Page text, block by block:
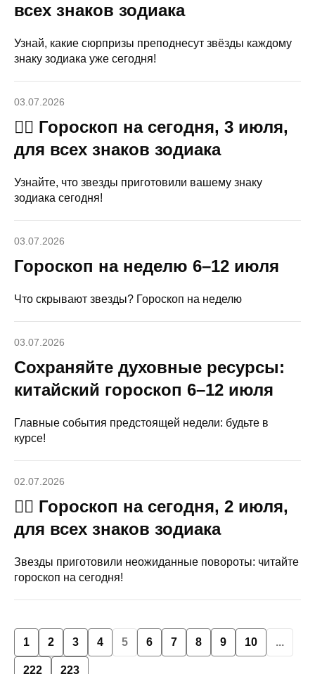
всех знаков зодиака
Узнай, какие сюрпризы преподнесут звёзды каждому
знаку зодиака уже сегодня!
03.07.2026
🧙‍♀ Гороскоп на сегодня, 3 июля,
для всех знаков зодиака
Узнайте, что звезды приготовили вашему знаку
зодиака сегодня!
03.07.2026
Гороскоп на неделю 6–12 июля
Что скрывают звезды? Гороскоп на неделю
03.07.2026
Сохраняйте духовные ресурсы:
китайский гороскоп 6–12 июля
Главные события предстоящей недели: будьте в
курсе!
02.07.2026
🧙‍♀ Гороскоп на сегодня, 2 июля,
для всех знаков зодиака
Звезды приготовили неожиданные повороты: читайте
гороскоп на сегодня!
1 2 3 4 5 6 7 8 9 10 ...
222 223